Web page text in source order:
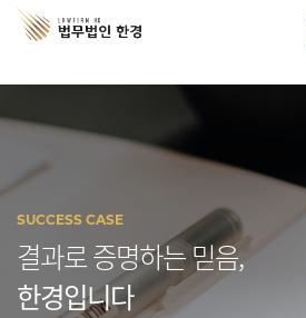
SUCCESS CASE
결과로 증명하는 믿음,
한경입니다